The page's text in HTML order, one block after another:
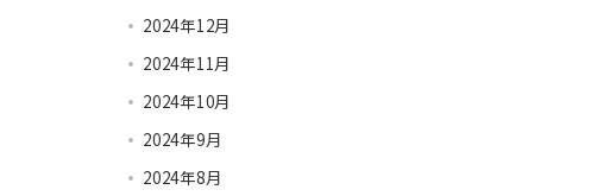
2024年12月
2024年11月
2024年10月
2024年9月
2024年8月